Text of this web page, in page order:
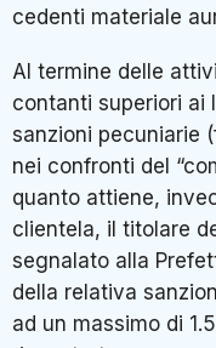
cedenti materiale
Al termine delle
contanti superiori ai
sanzioni pecuniarie
nei confronti del
quanto attiene,
clientela, il titolare
segnalato alla
della relativa
ad un massimo di